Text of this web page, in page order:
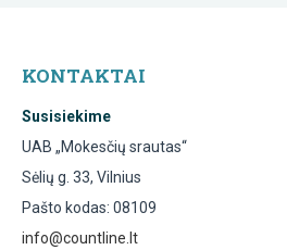
KONTAKTAI
Susisiekime
UAB „Mokesčių srautas“
Sėlių g. 33, Vilnius
Pašto kodas: 08109
info@countline.lt